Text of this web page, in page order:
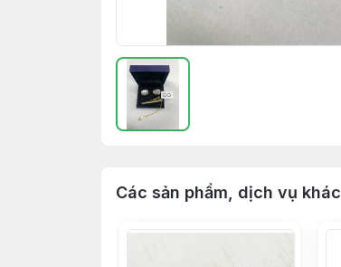
Các sản phẩm, dịch vụ khác